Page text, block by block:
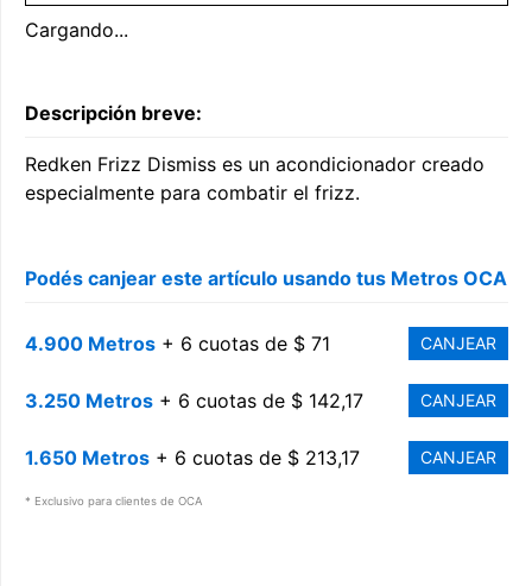
Cargando...
Descripción breve:
Redken Frizz Dismiss es un acondicionador creado
especialmente para combatir el frizz.
Podés canjear este artículo usando tus Metros OCA
4.900 Metros + 6 cuotas de $ 71 CANJEAR
3.250 Metros + 6 cuotas de $ 142,17 CANJEAR
1.650 Metros + 6 cuotas de $ 213,17 CANJEAR
* Exclusivo para clientes de OCA